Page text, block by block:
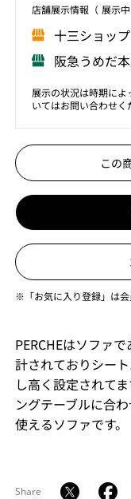
店舗展⽰情報（ 展⽰
⼗三ショッ
阪急うめだ
展示の状況は時期に
いてはお問い合わせく
この
※「お気に入り登録」は会
PERCHEはソファ
計されておりシー
し高く設定されて
ングテーブルに合
使えるソファです。
Share